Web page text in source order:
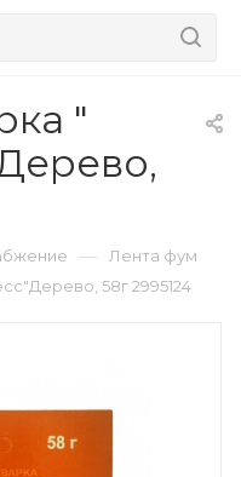
"
— Лента фум
58г 2995124